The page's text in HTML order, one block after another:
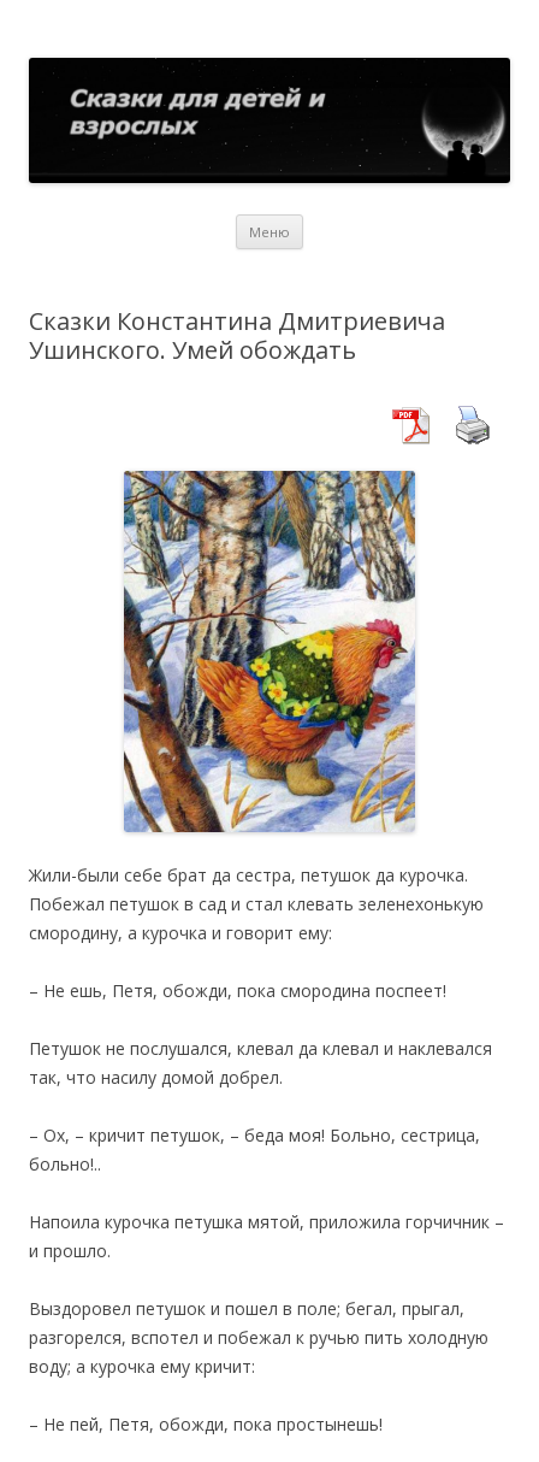
Меню
Сказки Константина Дмитриевича
Ушинского. Умей обождать
Жили-были себе брат да сестра, петушок да курочка.
Побежал петушок в сад и стал клевать зеленехонькую
смородину, а курочка и говорит ему:
– Не ешь, Петя, обожди, пока смородина поспеет!
Петушок не послушался, клевал да клевал и наклевался
так, что насилу домой добрел.
– Ох, – кричит петушок, – беда моя! Больно, сестрица,
больно!..
Напоила курочка петушка мятой, приложила горчичник –
и прошло.
Выздоровел петушок и пошел в поле; бегал, прыгал,
разгорелся, вспотел и побежал к ручью пить холодную
воду; а курочка ему кричит:
– Не пей, Петя, обожди, пока простынешь!